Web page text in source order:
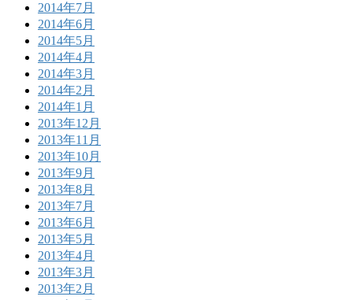
2014年7月
2014年6月
2014年5月
2014年4月
2014年3月
2014年2月
2014年1月
2013年12月
2013年11月
2013年10月
2013年9月
2013年8月
2013年7月
2013年6月
2013年5月
2013年4月
2013年3月
2013年2月